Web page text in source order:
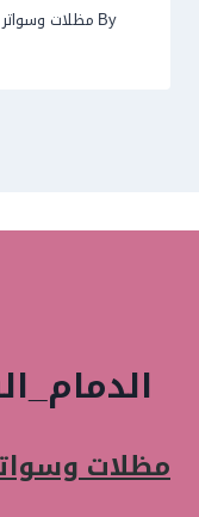
By مظلات وسواتر
مظلات